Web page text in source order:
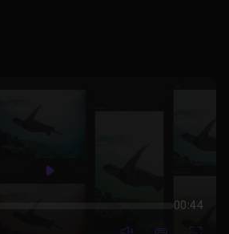
Play
00:44